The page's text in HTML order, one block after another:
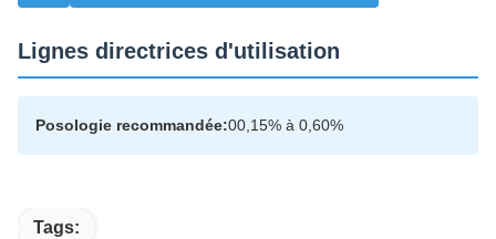
Lignes directrices d'utilisation
Posologie recommandée:00,15% à 0,60%
Tags: